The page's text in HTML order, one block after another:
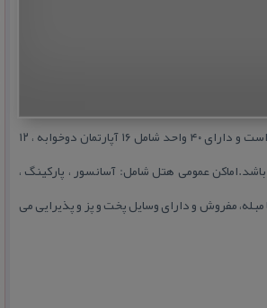
این هتل آپارتمان با وسعت بیش از ۳۰۰۰ متر زیر بنا با فاصله كمی تا حرم مطهر در خیبان امام رضا واقع شده است و دارای ۴۰ واحد شامل ۱۶ آپارتمان دوخوابه ، ۱۲
و ۸ اتاق هتلی با كلیه امكانات رفاهی و توانایی پذیرایی همزمان از ۱۸۰ نفر می باشد.اماكن عمومی هتل شامل: آسانسور ، پاركینگ ،
مفروش و دارای وسایل پخت و پز و پذیرایی می